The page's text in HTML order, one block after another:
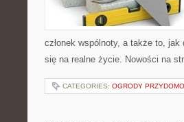
członek wspólnoty, a także to,
się na realne życie. Nowości na
CATEGORIES: OGRODY